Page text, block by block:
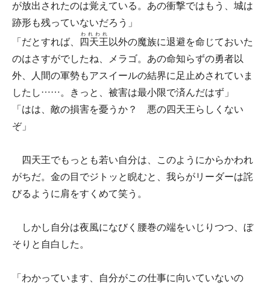
が放出されたのは覚えている。あの衝撃ではもう、城は
跡形も残っていないだろう」
「だとすれば、
四天王
われわれ
以外の魔族に退避を命じておいた
のはさすがでしたね、メラゴ。あの命知らずの勇者以
外、人間の軍勢もアスイールの結界に足止めされていま
したし……。きっと、被害は最小限で済んだはず」
「はは、敵の損害を憂うか？ 悪の四天王らしくない
ぞ」
四天王でもっとも若い自分は、このようにからかわれ
がちだ。金の目でジトッと睨むと、我らがリーダーは詫
びるように肩をすくめて笑う。
しかし自分は夜風になびく腰巻の端をいじりつつ、ぼ
そりと自白した。
「わかっています、自分がこの仕事に向いていないの